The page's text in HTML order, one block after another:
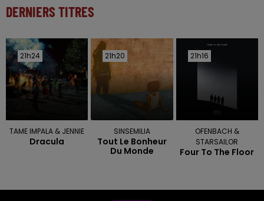
DERNIERS TITRES
21h24
21h24
TAME IMPALA & JENNIE
Dracula
21h20
21h20
SINSEMILIA
Tout Le Bonheur
Du Monde
21h16
21h16
OFENBACH &
STARSAILOR
Four To The Floor